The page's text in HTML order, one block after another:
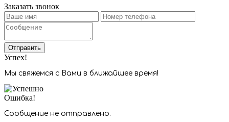
Заказать звонок
Отправить
Успех!
Мы свяжемся с Вами в ближайшее время!
Ошибка!
Сообщение не отправлено.